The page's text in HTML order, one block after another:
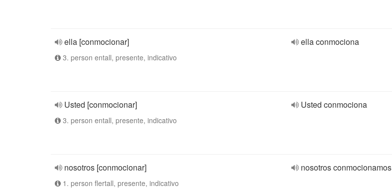
ella [conmocionar]
3. person entall, presente, indicativo
ella conmociona
Usted [conmocionar]
3. person entall, presente, indicativo
Usted conmociona
nosotros [conmocionar]
1. person flertall, presente, indicativo
nosotros conmocionamos